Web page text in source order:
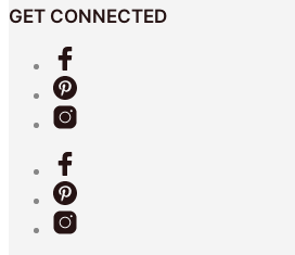
GET CONNECTED